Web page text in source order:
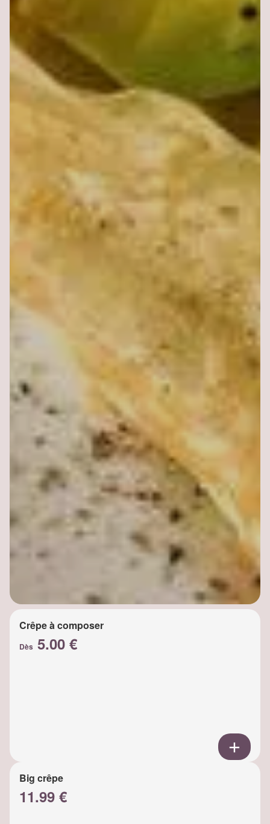
Crêpe à composer
Dès 5.00 €
Big crêpe
11.99 €